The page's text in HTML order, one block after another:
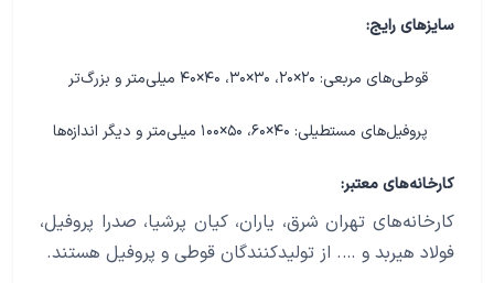
سایزهای رایج:
قوطی‌های مربعی: ۲۰×۲۰، ۳۰×۳۰، ۴۰×۴۰ میلی‌متر و بزرگ‌تر
پروفیل‌های مستطیلی: ۴۰×۶۰، ۵۰×۱۰۰ میلی‌متر و دیگر اندازه‌ها
کارخانه‌های معتبر:
کارخانه‌های تهران شرق، یاران، کیان پرشیا، صدرا پروفیل،
فولاد هیربد و …. از تولیدکنندگان قوطی و پروفیل هستند.